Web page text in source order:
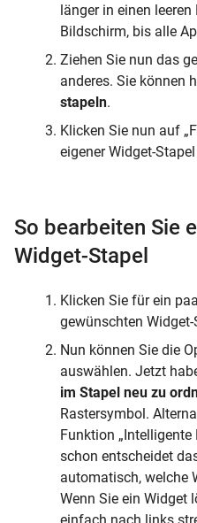
länger in einen
Bildschirm, bis alle
Ziehen Sie nun das
anderes. Sie können
stapeln.
Klicken Sie nun auf
eigener Widget-
So bearbeiten Sie
Widget-Stapel
Klicken Sie für ein
gewünschten Widget-
Nun können Sie die
auswählen. Jetzt
im Stapel neu zu
Rastersymbol.
Funktion „Intelligente
schon entscheidet
automatisch, welche
Wenn Sie ein Widget